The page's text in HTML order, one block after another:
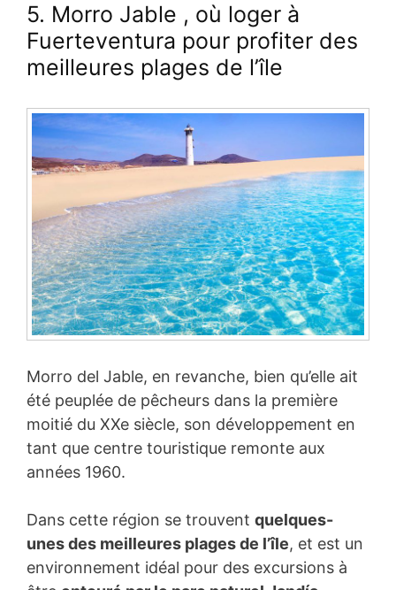
5. Morro Jable , où loger à
Fuerteventura pour profiter des
meilleures plages de l’île
Morro del Jable, en revanche, bien qu’elle ait
été peuplée de pêcheurs dans la première
moitié du XXe siècle, son développement en
tant que centre touristique remonte aux
années 1960.
Dans cette région se trouvent quelques-
unes des meilleures plages de l’île, et est un
environnement idéal pour des excursions à